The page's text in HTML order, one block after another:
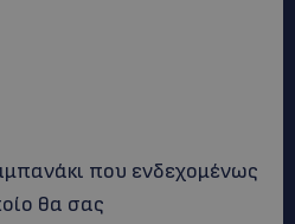
που ενδεχομένως
θα σας